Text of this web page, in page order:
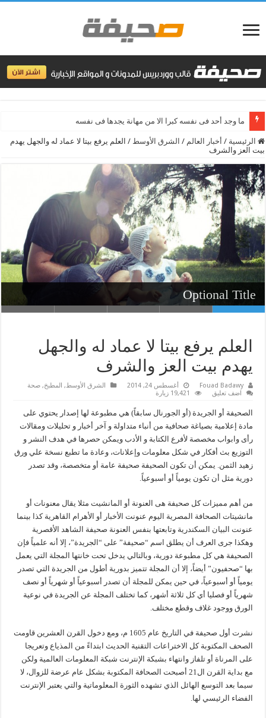
سر النجاح هو النظا
الرئيسية / أخبار العالم / الشرق الأوسط / العلم يرفع بيتا لا عماد له والجهل يهدم
بيت العز والشرف
Optional Title
Optional Title with link
العلم يرفع بيتا لا عماد له والجهل
يهدم بيت العز والشرف
Fouad Badawy أغسطس 24, 2014 الشرق الأوسط, المطبخ,صحة
اضف تعليق
19,421 زيارة
الصحيفة أو الجريدة (أو الجورنال سابقاً) هي مطبوعة لها إصدار يحتوي على
مادة إعلامية بصياغة صحافية من أنباء متداولة و آخر أخبار و تحليلات ومقالات
رأى وابواب مخصصة لأفرع الكتابة و الأدب ويمكن حصرها في هدف النشر و
التوزيع بث أفكار في شكل معلومات وإعلانات، وعادة ما تطبع نسخة علي ورق
زهيد الثمن. يمكن أن تكون الصحيفة صحيفة عامة أو متخصصة، وقد تصدر
دورية مثل أن تكون يومياً أو أسبوعياً.
من أهم مميزات كل صحيفة هى العنونة أو المانشيت مثلا يقال معنونات أو
مانشيتات الصحافة المصرية اليوم عنونت الأخبار أو الأهرام القاهرية كذا بينما
عنونت البيان السكندرية وتابعتها بنفس العنونة صحيفة الشاهد الأقصرية
وهكذا جرى العرف أن يطلق اسم “صحيفة” على “الجريدة”، إلا أنه علمياً فإن
الصحيفة هي كل مطبوعة دورية، وبالتالي يدخل تحت خانتها المجلة التي يعمل
بها “صحفيون” أيضاً، إلا أن المجلة تتميز بدورية أطول من الجريدة التي تصدر
يومياً أو أسبوعياً، في حين يمكن للمجلة أن تصدر أسبوعياً أو شهرياً أو نصف
شهرياً أو فصليا أي كل ثلاثة أشهر، كما تختلف المجلة عن الجريدة في نوعية
الورق ووجود غلاف وقطع مختلف.
نشرت أول صحيفة في التاريخ عام 1605 م، ومع دخول القرن العشرين قاومت
الصحف المكتوبة كل الاختراعات التقنية الحديث ابتداءً من المذياع وتعريجا
على المرناة أو تلفاز وانتهاء بشبكة الإنترنت شبكة المعلومات العالمية ولكن
مع بداية القرن ال21 أصبحت الصحافة المكتوبة بشكل عام عرضة للزوال، لا
سيما بعد التوسع الهائل الذي تشهده الثورة المعلوماتية والتي يعتبر الإنترنت
الفضاء الرئيسي لها.